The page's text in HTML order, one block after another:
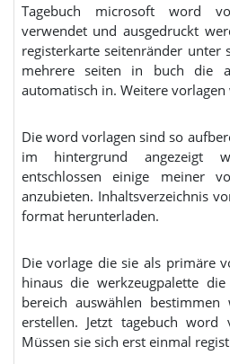
Tagebuch microsoft word
verwendet und ausgedruckt
registerkarte seitenränder unter
mehrere seiten in buch die
automatisch in. Weitere vorlagen
Die word vorlagen sind so
im hintergrund angezeigt
entschlossen einige meiner
anzubieten. Inhaltsverzeichnis
format herunterladen.
Die vorlage die sie als primäre
hinaus die werkzeugpalette
bereich auswählen
erstellen. Jetzt tagebuch word
Müssen sie sich erst einmal